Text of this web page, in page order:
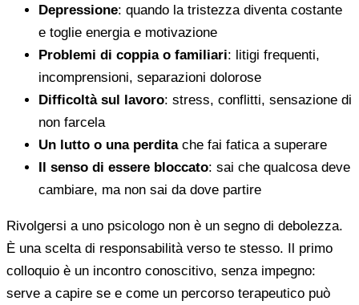
Depressione: quando la tristezza diventa costante
e toglie energia e motivazione
Problemi di coppia o familiari: litigi frequenti,
incomprensioni, separazioni dolorose
Difficoltà sul lavoro: stress, conflitti, sensazione di
non farcela
Un lutto o una perditache fai fatica a superare
Il senso di essere bloccato: sai che qualcosa deve
cambiare, ma non sai da dove partire
Rivolgersi a uno psicologo non è un segno di debolezza.
È una scelta di responsabilità verso te stesso. Il primo
colloquio è un incontro conoscitivo, senza impegno:
serve a capire se e come un percorso terapeutico può